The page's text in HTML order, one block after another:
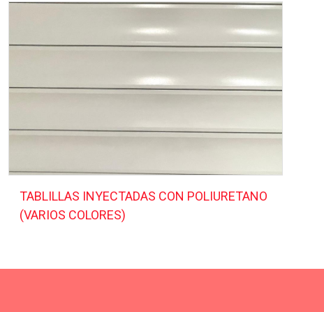
TABLILLAS INYECTADAS CON POLIURETANO
(VARIOS COLORES)